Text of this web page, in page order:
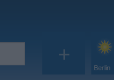
+
Berlin